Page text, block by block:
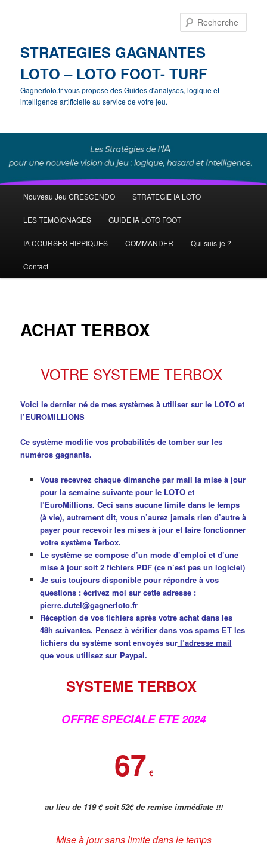
STRATEGIES GAGNANTES
LOTO – LOTO FOOT- TURF
Gagnerloto.fr vous propose des Guides d'analyses, logique et
intelligence artificielle au service de votre jeu.
principal
Aller
au
contenu
Nouveau Jeu CRESCENDO STRATEGIE IA LOTO
LES TEMOIGNAGES GUIDE IA LOTO FOOT
IA COURSES HIPPIQUES COMMANDER Qui suis-je ?
Contact
ACHAT TERBOX
VOTRE SYSTEME TERBOX
Voici le dernier né de mes systèmes à utiliser sur le LOTO et
l’EUROMILLIONS
Ce système modifie vos probabilités de tomber sur les
numéros gagnants.
Vous recevrez chaque dimanche par mail la mise à jour
pour la semaine suivante pour le LOTO et
l’EuroMillions. Ceci sans aucune limite dans le temps
(à vie), autrement dit, vous n’aurez jamais rien d’autre à
payer pour recevoir les mises à jour et faire fonctionner
votre système Terbox.
Le système se compose d’un mode d’emploi et d’une
mise à jour soit 2 fichiers PDF (ce n’est pas un logiciel)
Je suis toujours disponible pour répondre à vos
questions : écrivez moi sur cette adresse :
pierre.dutel@gagnerloto.fr
Réception de vos fichiers après votre achat dans les
48h suivantes. Pensez à vérifier dans vos spamsET les
fichiers du système sont envoyés surl’adresse mail
que vous utilisez sur Paypal.
SYSTEME TERBOX
OFFRE SPECIALE ETE 2024
67 €
au lieu de 119 € soit 52€ de remise immédiate !!!
Mise à jour sans limite dans le temps